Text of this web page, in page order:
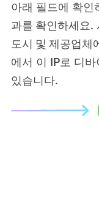
아래 필드에 확인
과를 확인하세요.
도시 및 제공업체
에서 이 IP로 디
있습니다.